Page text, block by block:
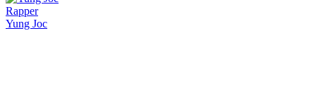
Rapper
Yung Joc